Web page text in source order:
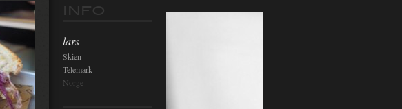
INFO
lars
Skien
Telemark
Norge